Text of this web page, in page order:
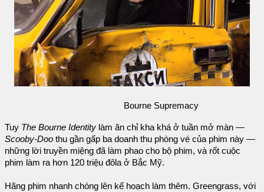
Bourne Supremacy
Tuy The Bourne Identity làm ăn chỉ kha khá ở tuần mở màn —
Scooby-Doo thu gần gấp ba doanh thu phòng vé của phim này —
những lời truyền miệng đã làm phao cho bộ phim, và rốt cuộc
phim làm ra hơn 120 triệu đôla ở Bắc Mỹ.
Hãng phim nhanh chóng lên kế hoạch làm thêm. Greengrass, với